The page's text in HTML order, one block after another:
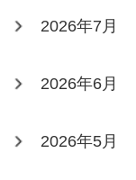
2026年7月
2026年6月
2026年5月